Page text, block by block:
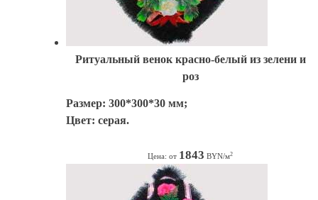
Ритуальный венок красно-белый из зелени и
роз
Размер: 300*300*30 мм;
Цвет: серая.
Цена: от 1843 BYN/м2